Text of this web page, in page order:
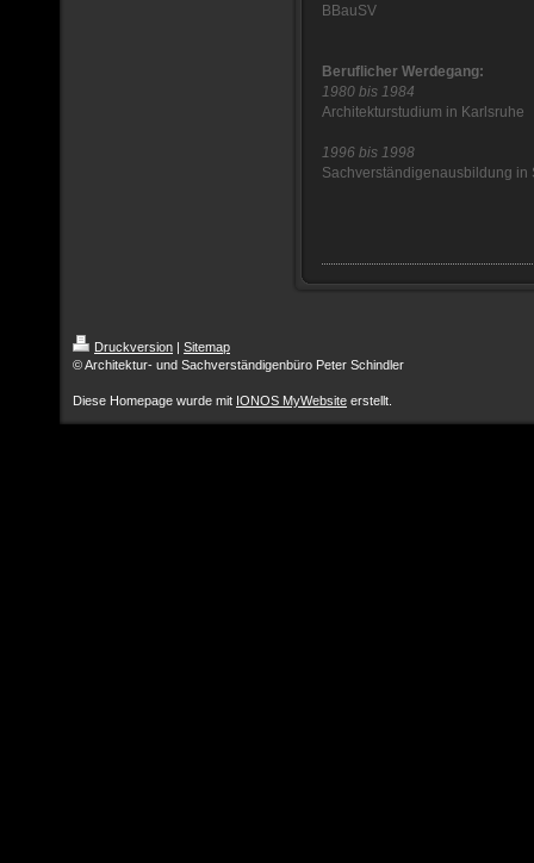
BBauSV
Beruflicher Werdegang:
1980 bis 1984
Architekturstudium in Karlsruhe
1996 bis 1998
Sachverständigenausbildung in
Druckversion | Sitemap
© Architektur- und Sachverständigenbüro Peter Schindler
Diese Homepage wurde mit IONOS MyWebsite erstellt.